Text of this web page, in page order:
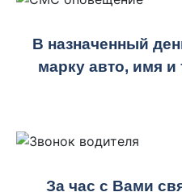
В назначенный
марку авто, имя
За час с Вами